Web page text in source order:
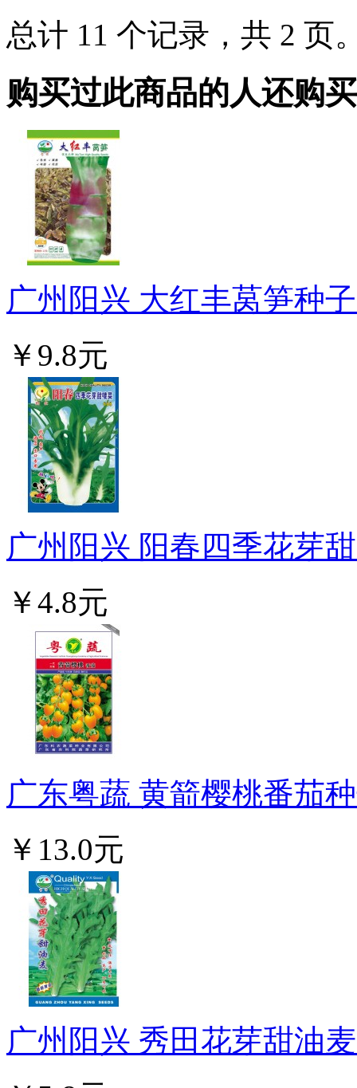
总计 11 个记录，共 2 页
购买过此商品的人还购
广州阳兴 大红丰莴笋种
￥9.8元
广州阳兴 阳春四季花芽
￥4.8元
广东粤蔬 黄箭樱桃番茄
￥13.0元
广州阳兴 秀田花芽甜油